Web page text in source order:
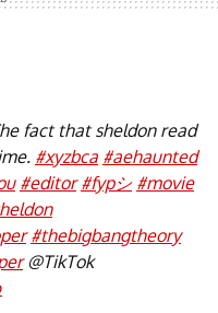
fact that sheldon read
#xyzbca #aehaunted
#editor #fypシ #movie
#thebigbangtheory
@TikTok